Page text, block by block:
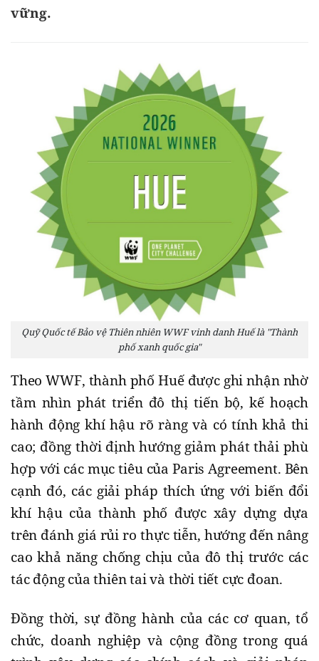
vững.
Quỹ Quốc tế Bảo vệ Thiên nhiên WWF vinh danh Huế là "Thành
phố xanh quốc gia"
Theo WWF, thành phố Huế được ghi nhận nhờ
tầm nhìn phát triển đô thị tiến bộ, kế hoạch
hành động khí hậu rõ ràng và có tính khả thi
cao; đồng thời định hướng giảm phát thải phù
hợp với các mục tiêu của Paris Agreement. Bên
cạnh đó, các giải pháp thích ứng với biến đổi
khí hậu của thành phố được xây dựng dựa
trên đánh giá rủi ro thực tiễn, hướng đến nâng
cao khả năng chống chịu của đô thị trước các
tác động của thiên tai và thời tiết cực đoan.
Đồng thời, sự đồng hành của các cơ quan, tổ
chức, doanh nghiệp và cộng đồng trong quá